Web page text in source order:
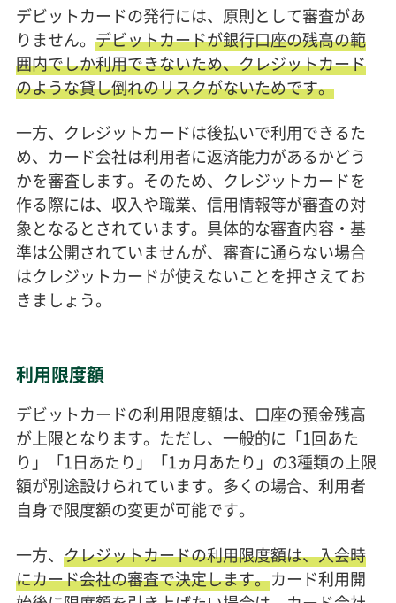
デビットカードの発行には、原則として審査があ
りません。 デビットカードが銀行口座の残高の範
囲内でしか利用できないため、クレジットカード
のような貸し倒れのリスクがないためです。
一方、クレジットカードは後払いで利用できるた
め、カード会社は利用者に返済能力があるかどう
かを審査します。そのため、クレジットカードを
作る際には、収入や職業、信用情報等が審査の対
象となるとされています。具体的な審査内容・基
準は公開されていませんが、審査に通らない場合
はクレジットカードが使えないことを押さえてお
きましょう。
利用限度額
デビットカードの利用限度額は、口座の預金残高
が上限となります。ただし、一般的に「1回あた
り」「1日あたり」「1ヵ月あたり」の3種類の上限
額が別途設けられています。多くの場合、利用者
自身で限度額の変更が可能です。
一方、 クレジットカードの利用限度額は、入会時
にカード会社の審査で決定します。カード利用開